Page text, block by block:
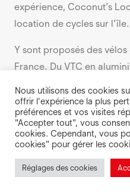
expérience, Coconut’s
location de cycles sur l’île.
Y sont proposés des
France. Du VTC en
Les enfants trouveront
des vélos de toute taille,
accessoires adaptés,
suiveur, ou la remorque
Sur présentation du billet
Nous utilisons des cookies
offrir l'expérience la plus
préférences et vos visites
"Accepter tout", vous
cookies. Cependant, vous
cookies" pour gérer les
Réglages des cookies